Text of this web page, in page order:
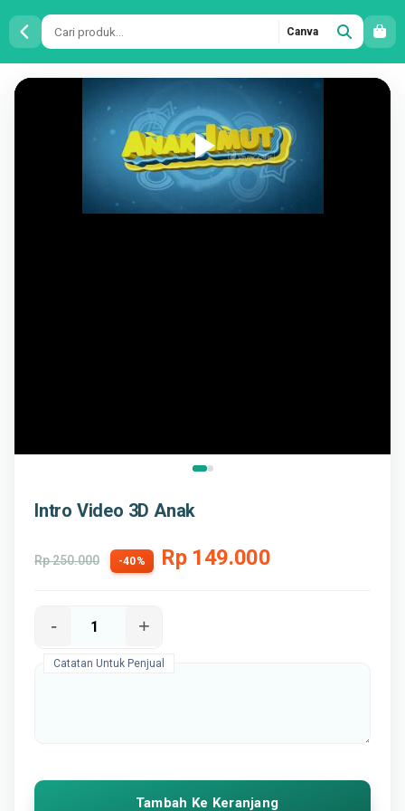
Canva
Intro
Intro Video 3D Anak
Rp 250.000 -40% Rp 149.000
- +
Catatan Untuk Penjual
Tambah Ke Keranjang